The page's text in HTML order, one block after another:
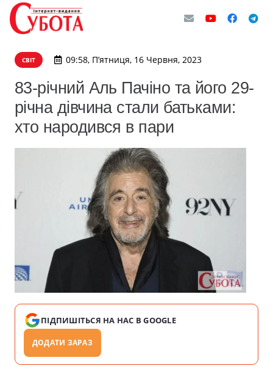
СВІТ 09:58, П’ятниця, 16 Червня, 2023
83-річний Аль Пачіно та його 29-
річна дівчина стали батьками:
хто народився в пари
ПІДПИШІТЬСЯ НА НАС В GOOGLE
ДОДАТИ ЗАРАЗ